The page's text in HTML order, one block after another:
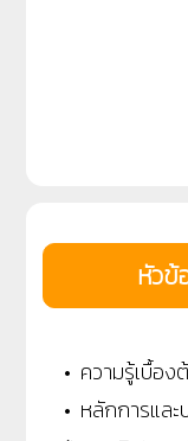
หัวข้
• ความรู้เบื้อ
• หลักการและ